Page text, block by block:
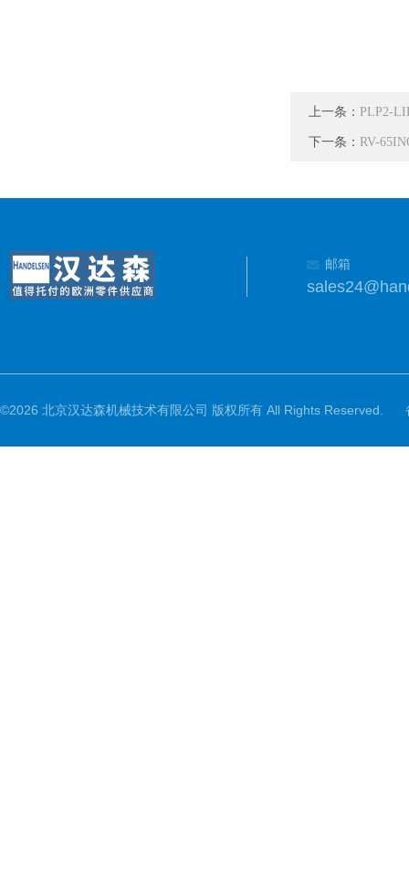
上一条： PLP2-
下一条： RV-
邮箱
©2026 北京汉达森机械技术有限公司 版权所有 All Rights Reserved.